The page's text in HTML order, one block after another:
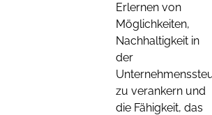
Erlernen von
Möglichkeiten,
Nachhaltigkeit in
der
zu verankern und
die Fähigkeit, das